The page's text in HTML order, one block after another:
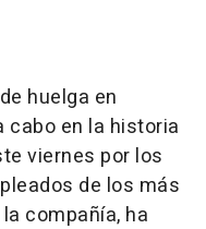
huelga en
cabo en la historia
viernes por los
de los más
compañía, ha